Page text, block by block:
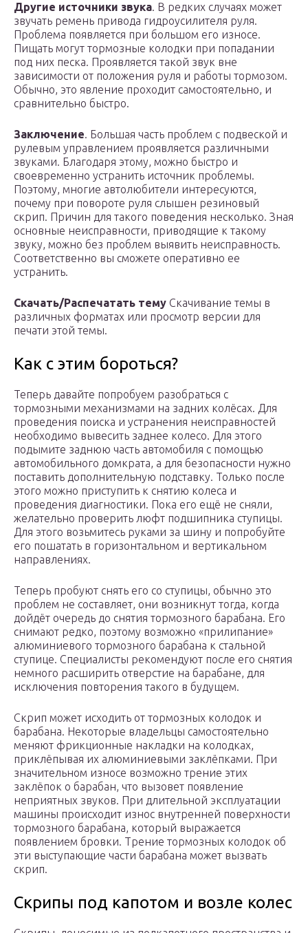
Другие источники звука. В редких случаях может
звучать ремень привода гидроусилителя руля.
Проблема появляется при большом его износе.
Пищать могут тормозные колодки при попадании
под них песка. Проявляется такой звук вне
зависимости от положения руля и работы тормозом.
Обычно, это явление проходит самостоятельно, и
сравнительно быстро.
Заключение. Большая часть проблем с подвеской и
рулевым управлением проявляется различными
звуками. Благодаря этому, можно быстро и
своевременно устранить источник проблемы.
Поэтому, многие автолюбители интересуются,
почему при повороте руля слышен резиновый
скрип. Причин для такого поведения несколько. Зная
основные неисправности, приводящие к такому
звуку, можно без проблем выявить неисправность.
Соответственно вы сможете оперативно ее
устранить.
Скачать/Распечатать тему Скачивание темы в
различных форматах или просмотр версии для
печати этой темы.
Как с этим бороться?
Теперь давайте попробуем разобраться с
тормозными механизмами на задних колёсах. Для
проведения поиска и устранения неисправностей
необходимо вывесить заднее колесо. Для этого
подымите заднюю часть автомобиля с помощью
автомобильного домкрата, а для безопасности нужно
поставить дополнительную подставку. Только после
этого можно приступить к снятию колеса и
проведения диагностики. Пока его ещё не сняли,
желательно проверить люфт подшипника ступицы.
Для этого возьмитесь руками за шину и попробуйте
его пошатать в горизонтальном и вертикальном
направлениях.
Теперь пробуют снять его со ступицы, обычно это
проблем не составляет, они возникнут тогда, когда
дойдёт очередь до снятия тормозного барабана. Его
снимают редко, поэтому возможно «прилипание»
алюминиевого тормозного барабана к стальной
ступице. Специалисты рекомендуют после его снятия
немного расширить отверстие на барабане, для
исключения повторения такого в будущем.
Скрип может исходить от тормозных колодок и
барабана. Некоторые владельцы самостоятельно
меняют фрикционные накладки на колодках,
приклёпывая их алюминиевыми заклёпками. При
значительном износе возможно трение этих
заклёпок о барабан, что вызовет появление
неприятных звуков. При длительной эксплуатации
машины происходит износ внутренней поверхности
тормозного барабана, который выражается
появлением бровки. Трение тормозных колодок об
эти выступающие части барабана может вызвать
скрип.
Скрипы под капотом и возле колес